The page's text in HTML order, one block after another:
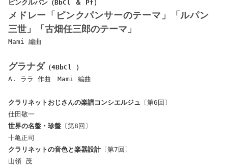
ピンクルパン（BbCl ＆ Pf）
メドレー「ピンクパンサーのテーマ」「ルパン
三世」「古畑任三郎のテーマ」
Mami 編曲
グラナダ （4BbCl ）
A. ララ 作曲 Mami 編曲
クラリネットおじさんの楽譜コンシエルジュ 〔第6回〕
仕田敬一
世界の名盤・珍盤〔第8回〕
十亀正司
クラリネットの音色と楽器設計〔第7回〕
山領 茂